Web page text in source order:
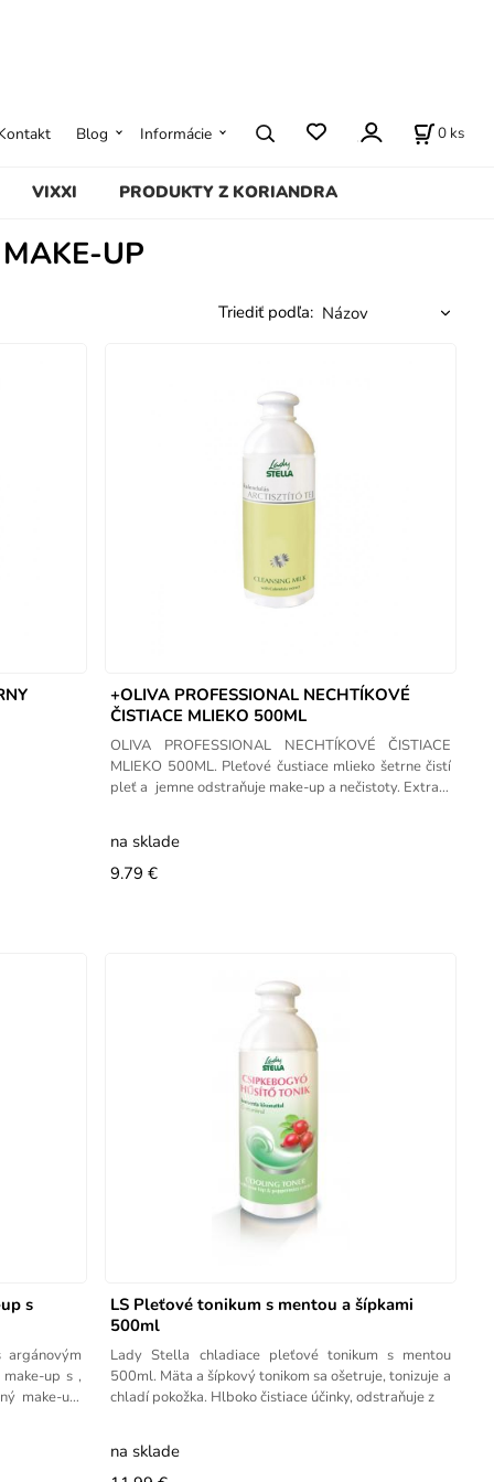
VIXXI PRODUKTY Z KORIANDRA
Blog Informácie 0 ks
UP
Triediť podľa:
+OLIVA PROFESSIONAL NECHTÍKOVÉ
ČISTIACE MLIEKO 500ML
OLIVA PROFESSIONAL NECHTÍKOVÉ ČISTIACE
MLIEKO 500ML. Pleťové čustiace mlieko šetrne čistí
pleť a jemne odstraňuje make-up a nečistoty. Extrakt
na sklade
9.79 €
s
argánovým
up s ,
make-up.
LS Pleťové tonikum s mentou a šípkami
500ml
Lady Stella chladiace pleťové tonikum s mentou
500ml. Mäta a šípkový tonikom sa ošetruje, tonizuje a
chladí pokožka. Hlboko čistiace účinky, odstraňuje z
na sklade